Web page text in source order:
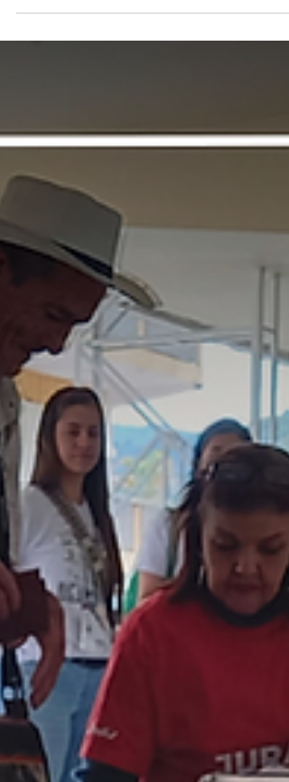
una página de Instagram para compartir
departamento. La fredonita Alejandra
distinguida recientemente por la
Gobernación de Antioquia con el
Galardón Honorífico Antioqueña de Oro
2026, en la categoría Empresarial, g